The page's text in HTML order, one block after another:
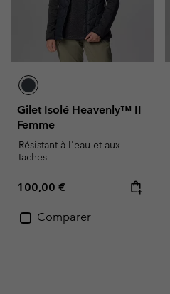
Gilet Isolé Heavenly™ II
Femme
Résistant à l'eau et aux
taches
Regular price:
100,00 €
Comparer